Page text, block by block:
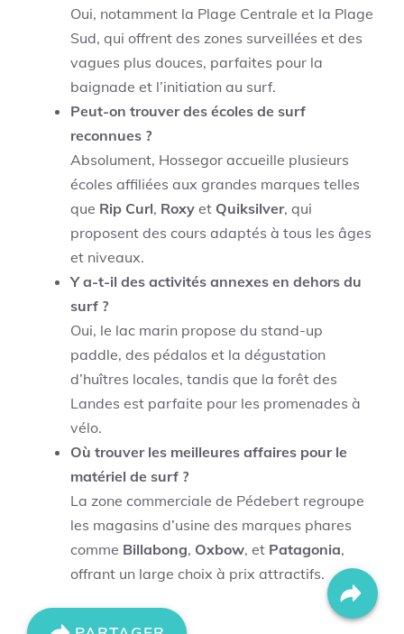
Oui, notamment la Plage Centrale et la Plage
Sud, qui offrent des zones surveillées et des
vagues plus douces, parfaites pour la
baignade et l’initiation au surf.
Peut-on trouver des écoles de surf
reconnues ?
Absolument, Hossegor accueille plusieurs
écoles affiliées aux grandes marques telles
que Rip Curl, Roxy et Quiksilver, qui
proposent des cours adaptés à tous les âges
et niveaux.
Y a-t-il des activités annexes en dehors du
surf ?
Oui, le lac marin propose du stand-up
paddle, des pédalos et la dégustation
d’huîtres locales, tandis que la forêt des
Landes est parfaite pour les promenades à
vélo.
Où trouver les meilleures affaires pour le
matériel de surf ?
La zone commerciale de Pédebert regroupe
les magasins d’usine des marques phares
comme Billabong, Oxbow, et Patagonia,
offrant un large choix à prix attractifs.